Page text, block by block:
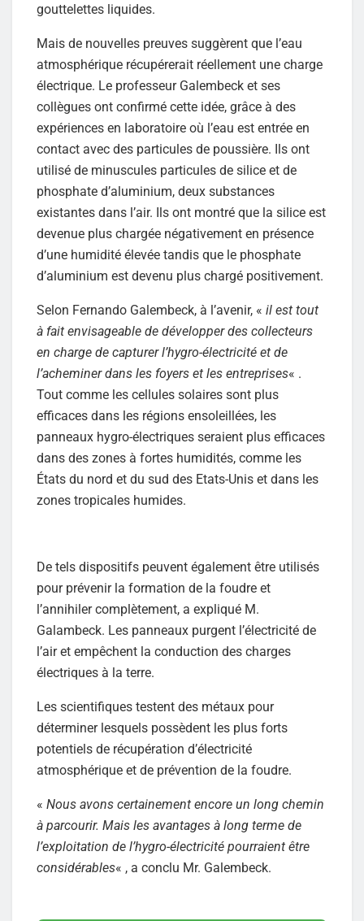
gouttelettes liquides.
Mais de nouvelles preuves suggèrent que l’eau
atmosphérique récupérerait réellement une charge
électrique. Le professeur Galembeck et ses
collègues ont confirmé cette idée, grâce à des
expériences en laboratoire où l’eau est entrée en
contact avec des particules de poussière. Ils ont
utilisé de minuscules particules de silice et de
phosphate d’aluminium, deux substances
existantes dans l’air. Ils ont montré que la silice est
devenue plus chargée négativement en présence
d’une humidité élevée tandis que le phosphate
d’aluminium est devenu plus chargé positivement.
Selon Fernando Galembeck, à l’avenir, « il est tout
à fait envisageable de développer des collecteurs
en charge de capturer l’hygro-électricité et de
l’acheminer dans les foyers et les entreprises« .
Tout comme les cellules solaires sont plus
efficaces dans les régions ensoleillées, les
panneaux hygro-électriques seraient plus efficaces
dans des zones à fortes humidités, comme les
États du nord et du sud des Etats-Unis et dans les
zones tropicales humides.
De tels dispositifs peuvent également être utilisés
pour prévenir la formation de la foudre et
l’annihiler complètement, a expliqué M.
Galambeck. Les panneaux purgent l’électricité de
l’air et empêchent la conduction des charges
électriques à la terre.
Les scientifiques testent des métaux pour
déterminer lesquels possèdent les plus forts
potentiels de récupération d’électricité
atmosphérique et de prévention de la foudre.
« Nous avons certainement encore un long chemin
à parcourir. Mais les avantages à long terme de
l’exploitation de l’hygro-électricité pourraient être
considérables« , a conclu Mr. Galembeck.